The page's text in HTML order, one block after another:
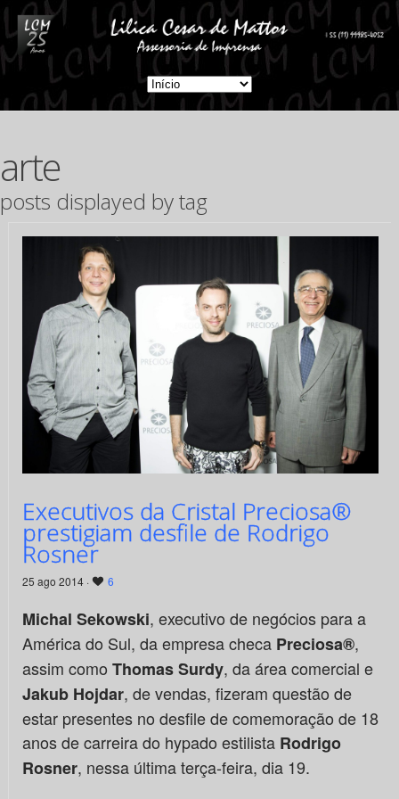
arte
posts displayed by tag
Executivos da Cristal Preciosa®
prestigiam desfile de Rodrigo
Rosner
25 ago 2014 · 6
Michal Sekowski, executivo de negócios para a
América do Sul, da empresa checa Preciosa®,
assim como Thomas Surdy, da área comercial e
Jakub Hojdar, de vendas, fizeram questão de
estar presentes no desfile de comemoração de 18
anos de carreira do hypado estilista Rodrigo
Rosner, nessa última terça-feira, dia 19.